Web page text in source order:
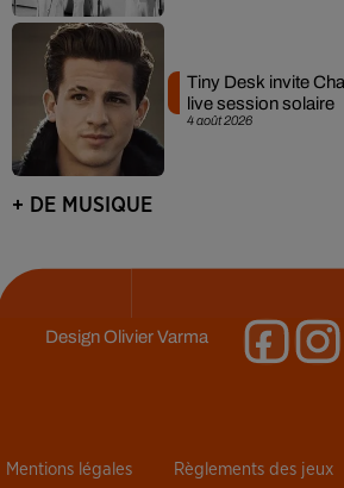
4 août 2026
Tiny Desk invite
live session solaire
+ DE MUSIQUE
DesignOlivier Varma
Mentions légales Règlements des jeux